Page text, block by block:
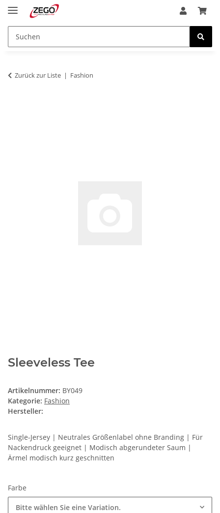
Zurück zur Liste Fashion
Sleeveless Tee
Artikelnummer: BY049
Kategorie: Fashion
Hersteller:
Single-Jersey | Neutrales Größenlabel ohne Branding | Für
Nackendruck geeignet | Modisch abgerundeter Saum |
Ärmel modisch kurz geschnitten
Farbe
Bitte wählen Sie eine Variation.